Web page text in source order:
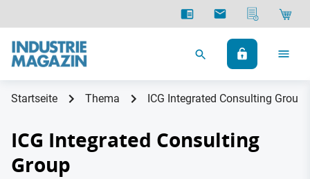
Startseite Thema ICG Integrated Consulting Group
ICG Integrated Consulting
Group